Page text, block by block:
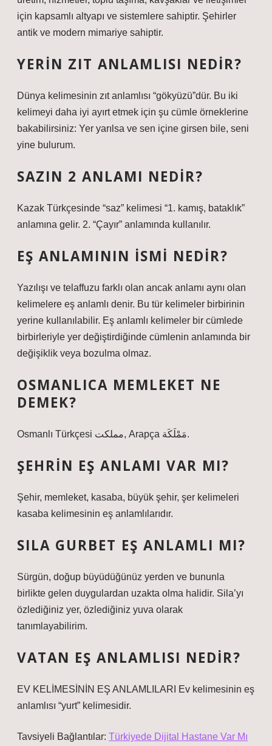
için kapsamlı altyapı ve sistemlere sahiptir. Şehirler
antik ve modern mimariye sahiptir.
YERIN ZIT ANLAMLISI NEDIR?
Dünya kelimesinin zıt anlamlısı “gökyüzü”dür. Bu iki
kelimeyi daha iyi ayırt etmek için şu cümle örneklerine
bakabilirsiniz: Yer yarılsa ve sen içine girsen bile, seni
yine bulurum.
SAZIN 2 ANLAMI NEDIR?
Kazak Türkçesinde “saz” kelimesi “1. kamış, bataklık”
anlamına gelir. 2. “Çayır” anlamında kullanılır.
EŞ ANLAMININ ISMI NEDIR?
Yazılışı ve telaffuzu farklı olan ancak anlamı aynı olan
kelimelere eş anlamlı denir. Bu tür kelimeler birbirinin
yerine kullanılabilir. Eş anlamlı kelimeler bir cümlede
birbirleriyle yer değiştirdiğinde cümlenin anlamında bir
değişiklik veya bozulma olmaz.
OSMANLICA MEMLEKET NE
DEMEK?
Osmanlı Türkçesi مملكت‎, Arapça مَمْلَكَة‎‎.
ŞEHRIN EŞ ANLAMI VAR MI?
Şehir, memleket, kasaba, büyük şehir, şer kelimeleri
kasaba kelimesinin eş anlamlılarıdır.
SILA GURBET EŞ ANLAMLI MI?
Sürgün, doğup büyüdüğünüz yerden ve bununla
birlikte gelen duygulardan uzakta olma halidir. Sila’yı
özlediğiniz yer, özlediğiniz yuva olarak
tanımlayabilirim.
VATAN EŞ ANLAMLISI NEDIR?
EV KELİMESİNİN EŞ ANLAMLILARI Ev kelimesinin eş
anlamlısı “yurt” kelimesidir.
Tavsiyeli Bağlantılar: Türkiyede Dijital Hastane Var Mı